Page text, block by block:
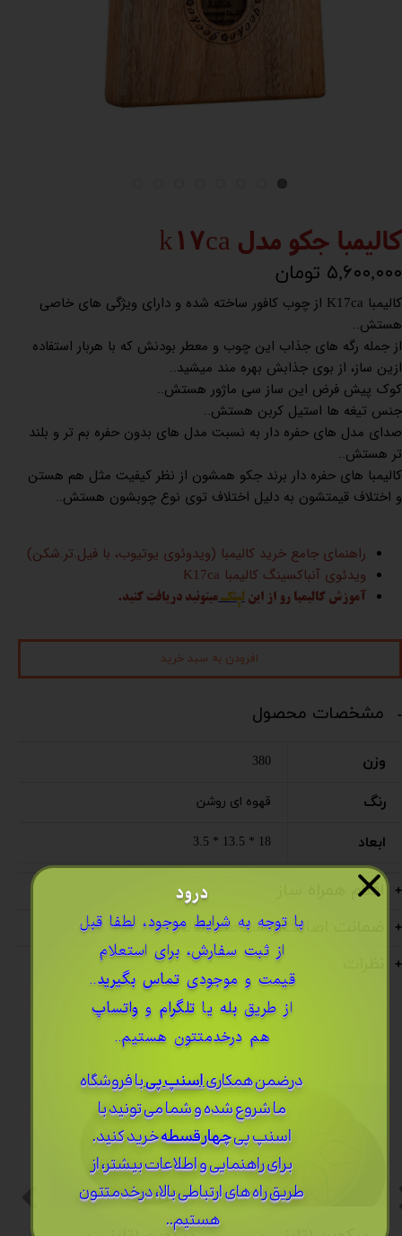
کالیمبا جکو مدل k17ca
۵,۶۰۰,۰۰۰ تومان
کالیمبا K17ca از چوب کافور ساخته شده و دارای ویژگی های خاصی
هستش..
از جمله رگه های جذاب این چوب و معطر بودنش که با هربار استفاده
ازین ساز، از بوی جذابش بهره مند میشید..
کوک پیش فرض این ساز سی ماژور هستش..
جنس تیغه ها استیل کربن هستش..
صدای مدل های حفره دار به نسبت مدل های بدون حفره بم تر و بلند
تر هستش..
کالیمبا های حفره دار برند جکو همشون از نظر کیفیت مثل هم هستن
و اختلاف قیمتشون به دلیل اختلاف توی نوع چوبشون هستش..
راهنمای جامع خرید کالیمبا (ویدوئوی یوتیوب، با فیل.تر.شکن)
ویدئوی آنباکسینگ کالیمبا K17ca
آموزش کالیمبا رو از اینلینکمیتونید دریافت کنید.
افزودن به سبد خرید
مشخصات محصول
وزن 380
رنگ قهوه ای روشن
ابعاد 18 * 13.5 * 3.5
اقلام همراه ساز
ضمانت اصالت و سلامت کالا
درود
​با توجه به شرایط موجود، لطفا قبل
از ثبت سفارش، برای استعلام
قیمت و موجودی تماس بگیرید..
از طریق بله یا تلگرام و واتساپ
هم درخدمتتون هستیم..
درضمن ​همکاریاسنپ پیبا فروشگاه
ما شروع شده و شما می تونید با
اسنپ پیچهار قسطهخرید کنید.
برای راهنمایی و اطلاعات بیشتر، از
طریق راه های ارتباطی بالا، درخدمتتون
هستیم..